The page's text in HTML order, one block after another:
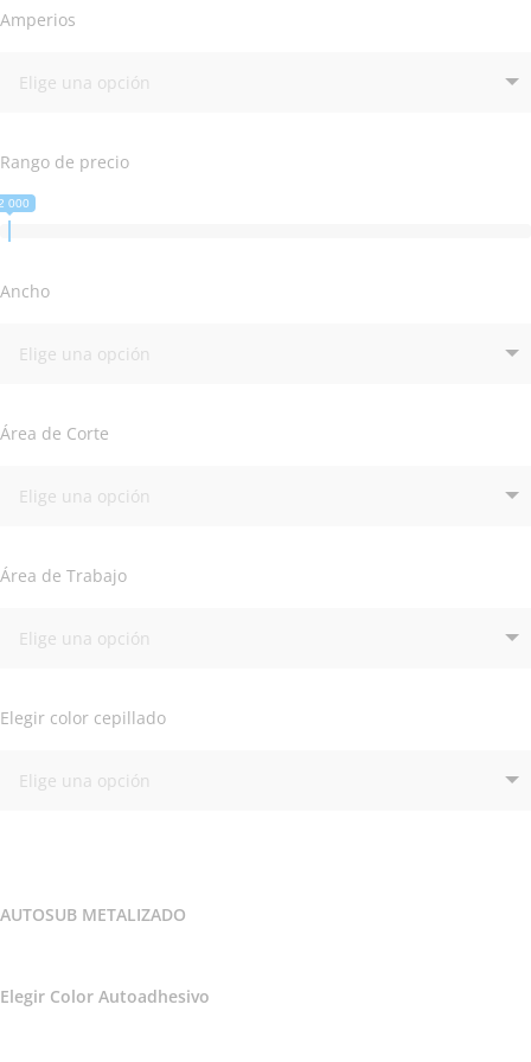
Amperios
Rango de precio
000
Ancho
Área de Corte
Área de Trabajo
Elegir color cepillado
AUTOSUB METALIZADO
Elegir Color Autoadhesivo